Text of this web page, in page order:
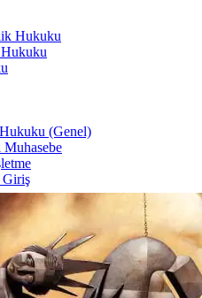
Hukuku
(Genel)
Muhasebe
Giriş
Teknolojileri
ve Organizasyon